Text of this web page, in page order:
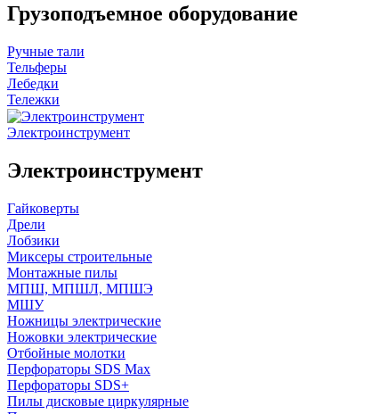
Грузоподъемное оборудование
Ручные тали
Тельферы
Лебедки
Тележки
Электроинструмент
Электроинструмент
Гайковерты
Дрели
Лобзики
Миксеры строительные
Монтажные пилы
МПШ, МПШЛ, МПШЭ
МШУ
Ножницы электрические
Ножовки электрические
Отбойные молотки
Перфораторы SDS Max
Перфораторы SDS+
Пилы дисковые циркулярные